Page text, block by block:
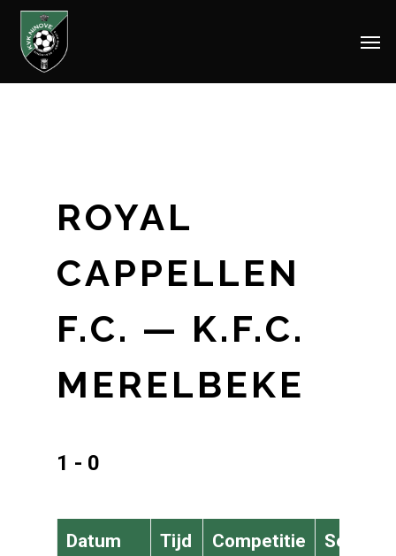
Skip
ROYAL
CAPPELLEN
F.C. — K.F.C.
MERELBEKE
1 - 0
Datum Tijd Competitie Seizoen